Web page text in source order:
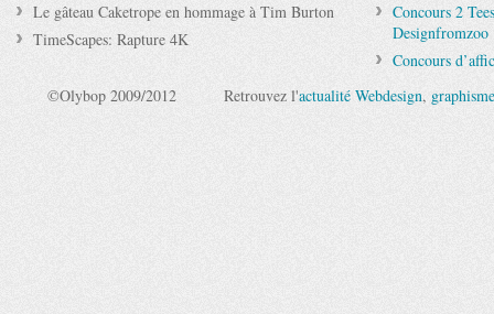
Le gâteau Caketrope en hommage à Tim Burton
TimeScapes: Rapture 4K
Concours 2
Designfromzoo
Concours
©Olybop 2009/2012
Retrouvez l'actualité Webdesign, graphisme